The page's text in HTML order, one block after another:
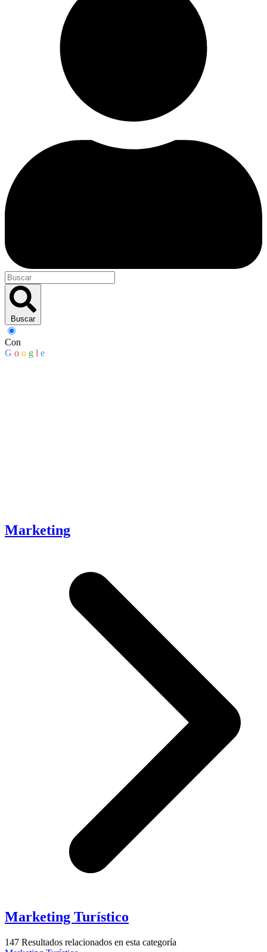
Buscar
Con
G o o g l e
Marketing
Marketing Turístico
147 Resultados relacionados en esta categoría